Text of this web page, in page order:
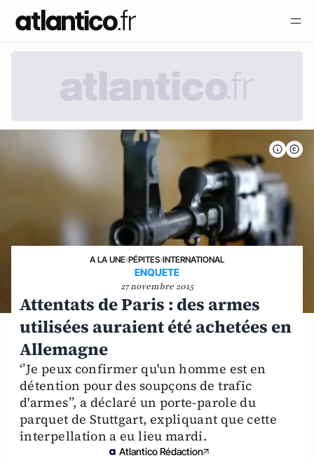
A LA UNE›PÉPITES›INTERNATIONAL
ENQUETE
27 novembre 2015
Attentats de Paris : des armes
utilisées auraient été achetées en
Allemagne
‘’Je peux confirmer qu'un homme est en
détention pour des soupçons de trafic
d'armes’’, a déclaré un porte-parole du
parquet de Stuttgart, expliquant que cette
interpellation a eu lieu mardi.
Atlantico Rédaction